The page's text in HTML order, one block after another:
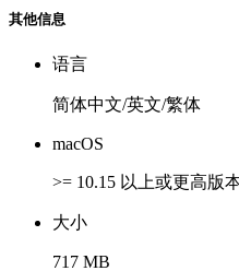
其他信息
语言
简体中文/英文/繁体
macOS
>= 10.15 以上或更高版
大小
717 MB